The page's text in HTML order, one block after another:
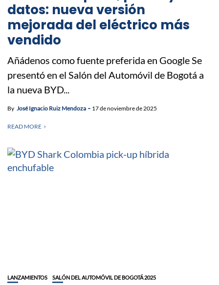
datos: nueva versión
mejorada del eléctrico más
vendido
Añádenos como fuente preferida en Google Se
presentó en el Salón del Automóvil de Bogotá a
la nueva BYD...
By José Ignacio Ruiz Mendoza 17 de noviembre de 2025
READ MORE
LANZAMIENTOS SALÓN DEL AUTOMÓVIL DE BOGOTÁ 2025